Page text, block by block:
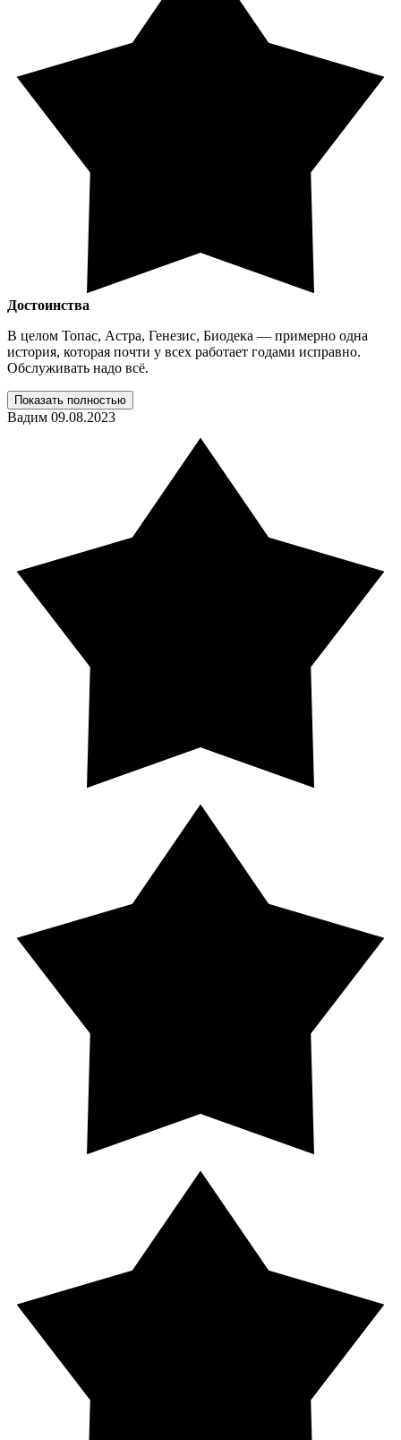
Достоинства
В целом Топас, Астра, Генезис, Биодека — примерно одна
история, которая почти у всех работает годами исправно.
Обслуживать надо всё.
Показать полностью
Вадим 09.08.2023